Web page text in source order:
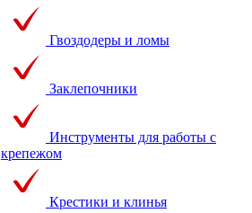
Гвоздодеры и ломы
Заклепочники
Инструменты для работы с
крепежом
Крестики и клинья